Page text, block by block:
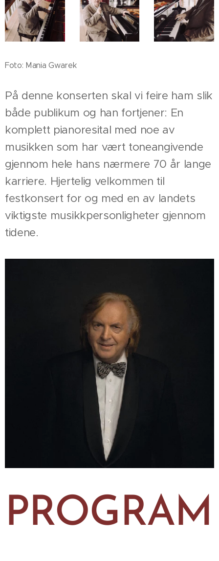
Foto: Mania Gwarek
På denne konserten skal vi feire ham slik
både publikum og han fortjener: En
komplett pianoresital med noe av
musikken som har vært toneangivende
gjennom hele hans nærmere 70 år lange
karriere. Hjertelig velkommen til
festkonsert for og med en av landets
viktigste musikkpersonligheter gjennom
tidene.
PROGRAM